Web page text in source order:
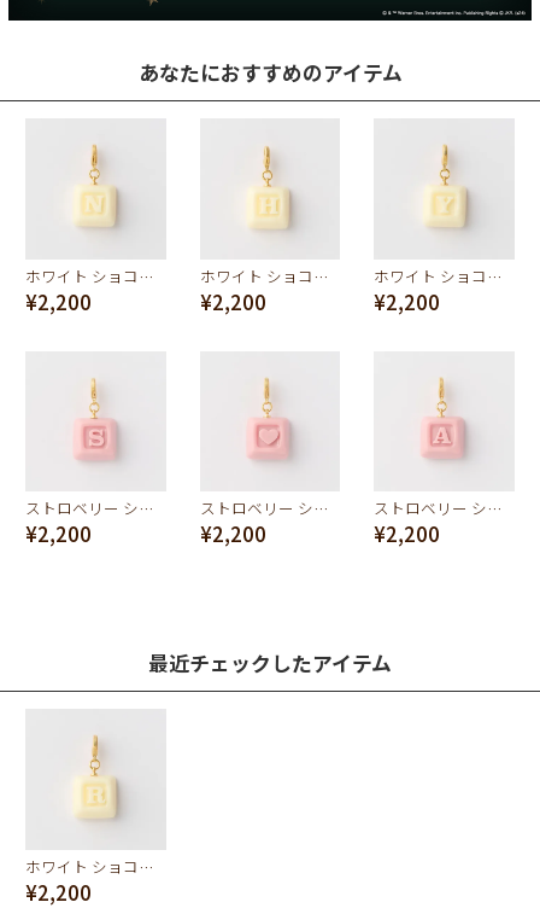
あなたにおすすめのアイテム
ホワイト ショコラ イニシャル チャーム/N
¥2,200
ホワイト ショコラ イニシャル チャーム/H
¥2,200
ホワイト ショコラ イニシャル チャーム/Y
¥2,200
ストロベリー ショコラ イニシャル チャーム/S
¥2,200
ストロベリー ショコラ イニシャル チャーム/ハート
¥2,200
ストロベリー ショコラ イニシャル チャーム/A
¥2,200
最近チェックしたアイテム
ホワイト ショコラ イニシャル チャーム/R
¥2,200